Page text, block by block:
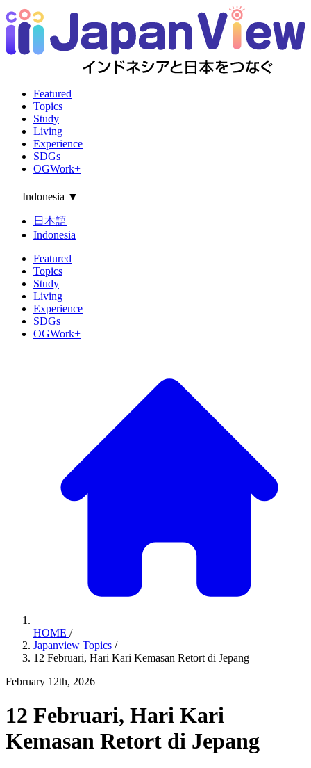
Featured
Topics
Study
Living
Experience
SDGs
OGWork+
Indonesia ▼
日本語
Indonesia
Featured
Topics
Study
Living
Experience
SDGs
OGWork+
HOME /
Japanview Topics /
12 Februari, Hari Kari Kemasan Retort di Jepang
February 12th, 2026
12 Februari, Hari Kari
Kemasan Retort di Jepang